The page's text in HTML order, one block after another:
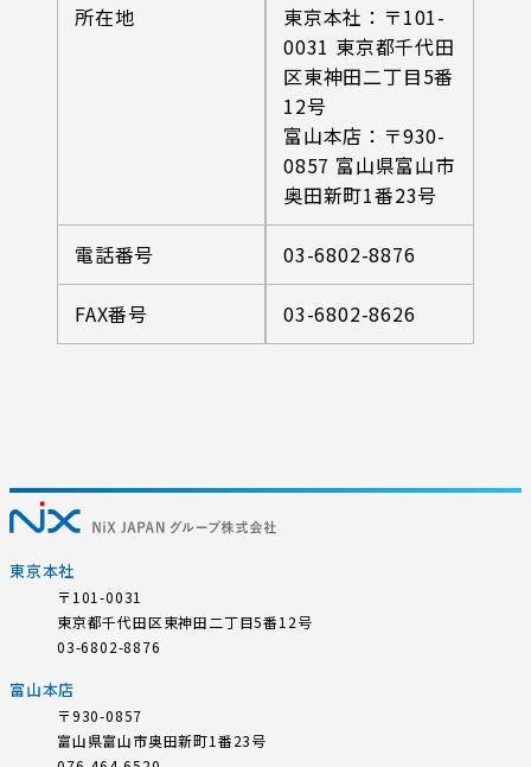
所在地
東京本社：〒101-
0031 東京都千代田
区東神田二丁目5番
12号
富山本店：〒930-
0857 富山県富山市
奥田新町1番23号
電話番号 03-6802-8876
FAX番号 03-6802-8626
東京本社
〒101-0031
東京都千代田区東神田二丁目5番12号
03-6802-8876
富山本店
〒930-0857
富山県富山市奥田新町1番23号